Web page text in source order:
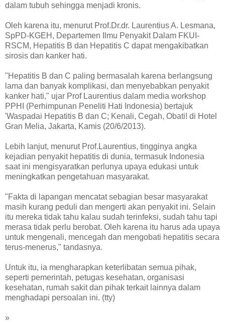
dalam tubuh sehingga menjadi kronis.
Oleh karena itu, menurut Prof.Dr.dr. Laurentius A. Lesmana,
SpPD-KGEH, Departemen Ilmu Penyakit Dalam FKUI-
RSCM, Hepatitis B dan Hepatitis C dapat mengakibatkan
sirosis dan kanker hati.
"Hepatitis B dan C paling bermasalah karena berlangsung
lama dan banyak komplikasi, dan menyebabkan penyakit
kanker hati," ujar Prof Laurentius dalam media workshop
PPHI (Perhimpunan Peneliti Hati Indonesia) bertajuk
'Waspadai Hepatitis B dan C; Kenali, Cegah, Obati! di Hotel
Gran Melia, Jakarta, Kamis (20/6/2013).
Lebih lanjut, menurut Prof.Laurentius, tingginya angka
kejadian penyakit hepatitis di dunia, termasuk Indonesia
saat ini mengisyaratkan perlunya upaya edukasi untuk
meningkatkan pengetahuan masyarakat.
"Fakta di lapangan mencatat sebagian besar masyarakat
masih kurang peduli dan mengerti akan penyakit ini. Selain
itu mereka tidak tahu kalau sudah terinfeksi, sudah tahu tapi
merasa tidak perlu berobat. Oleh karena itu harus ada upaya
untuk mengenali, mencegah dan mengobati hepatitis secara
terus-menerus," tandasnya.
Untuk itu, ia mengharapkan keterlibatan semua pihak,
seperti pemerintah, petugas kesehatan, organisasi
kesehatan, rumah sakit dan pihak terkait lainnya dalam
menghadapi persoalan ini. (tty)
»